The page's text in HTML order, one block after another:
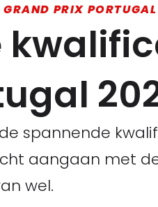
GRAND PRIX
spannende
aangaan met
wel.